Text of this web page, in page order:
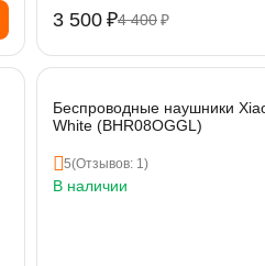
3 500 ₽4 400 ₽
Беспроводные наушники
White (BHR08OGGL)
5(Отзывов: 1)
В наличии